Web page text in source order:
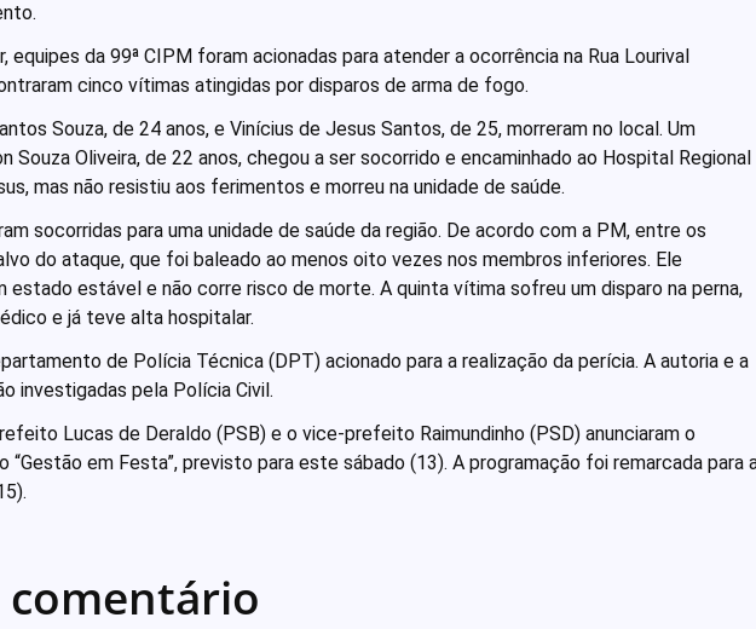
equipes da 99ª CIPM foram acionadas para atender a ocorrência na Rua Lourival
cinco vítimas atingidas por disparos de arma de fogo.
Souza, de 24 anos, e Vinícius de Jesus Santos, de 25, morreram no local. Um
Souza Oliveira, de 22 anos, chegou a ser socorrido e encaminhado ao Hospital Regional
mas não resistiu aos ferimentos e morreu na unidade de saúde.
socorridas para uma unidade de saúde da região. De acordo com a PM, entre os
do ataque, que foi baleado ao menos oito vezes nos membros inferiores. Ele
estado estável e não corre risco de morte. A quinta vítima sofreu um disparo na perna,
e já teve alta hospitalar.
de Polícia Técnica (DPT) acionado para a realização da perícia. A autoria e a
investigadas pela Polícia Civil.
Lucas de Deraldo (PSB) e o vice-prefeito Raimundinho (PSD) anunciaram o
em Festa”, previsto para este sábado (13). A programação foi remarcada para
comentário